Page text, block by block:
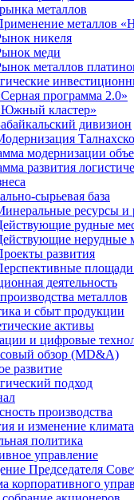
металлов
металлов
никеля
меди
металлов
программа 2.0»
кластер»
дивизион
модернизации
развития
сырьевая база
ресурсы и
рудные
нерудные
развития
деятельность
металлов
и сбыт продукции
активы
и цифровые
обзор (MD&A)
развитие
подход
производства
и изменение климата
политика
управление
Председателя
корпоративного